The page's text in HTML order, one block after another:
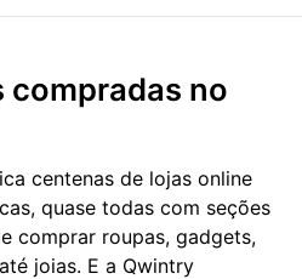
compradas no
centenas de lojas online
quase todas com seções
comprar roupas, gadgets,
joias. E a Qwintry